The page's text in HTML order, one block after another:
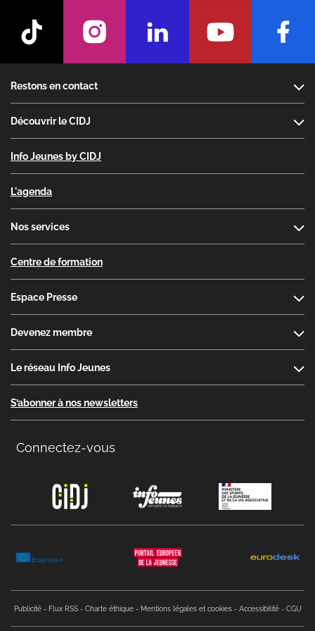
Restons en contact
Découvrir le CIDJ
Info Jeunes by CIDJ
L'agenda
Nos services
Centre de formation
Espace Presse
Devenez membre
Le réseau Info Jeunes
S’abonner à nos newsletters
Connectez-vous
Publicité
Flux RSS Charte éthique Mentions légales et cookies Accessibilité CGU